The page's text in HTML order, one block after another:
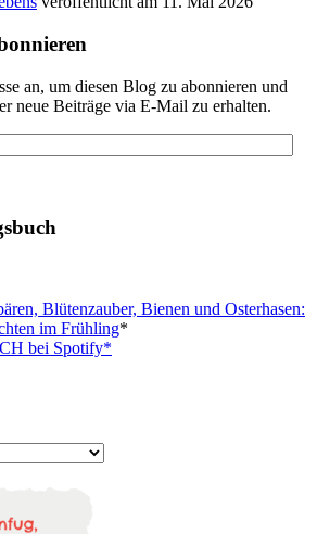
an, um diesen Blog zu abonnieren und
neue Beiträge via E-Mail zu erhalten.
Blütenzauber, Bienen und Osterhasen:
im Frühling*
bei Spotify*